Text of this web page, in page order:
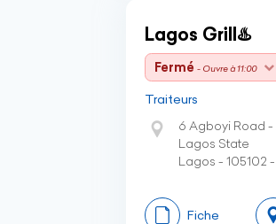
Lagos Grill♨️
Fermé - Ouvre à 11:00
Traiteurs
6 Agboyi Road
Lagos State
Lagos - 105102
Fiche